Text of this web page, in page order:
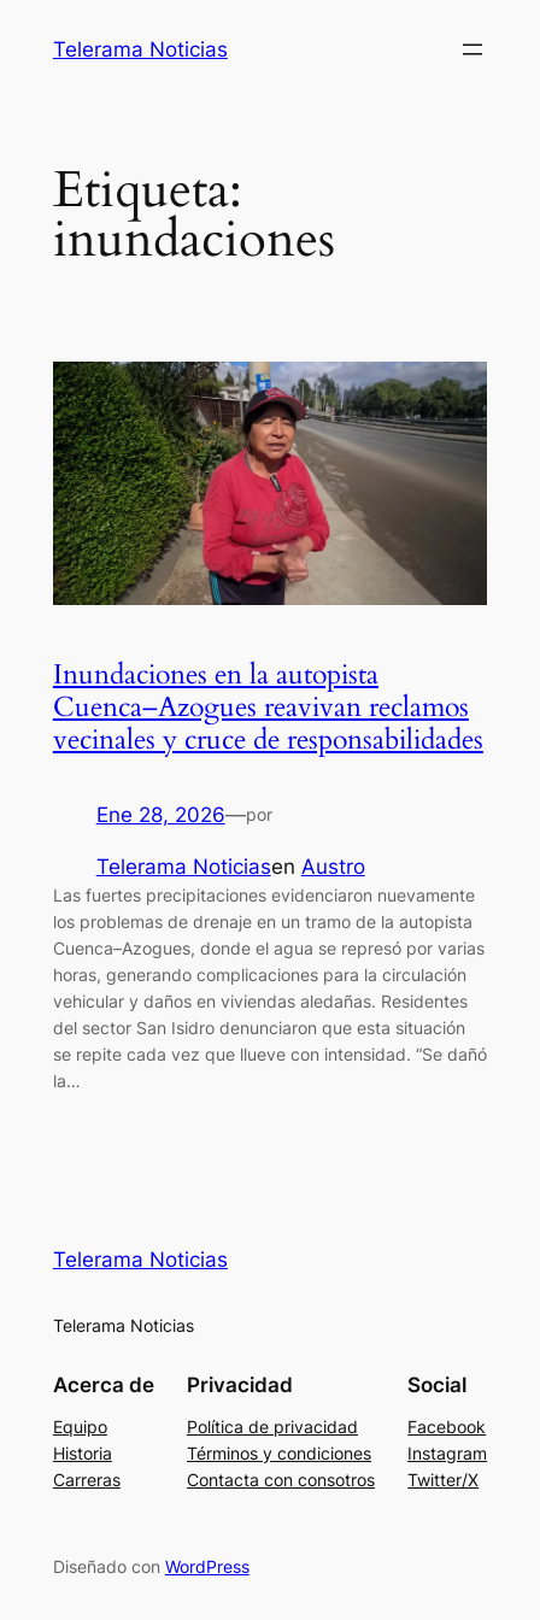
Telerama Noticias
Etiqueta:
inundaciones
Inundaciones en la autopista
Cuenca–Azogues reavivan reclamos
vecinales y cruce de responsabilidades
Ene 28, 2026—por
Telerama Noticiasen Austro
Las fuertes precipitaciones evidenciaron nuevamente
los problemas de drenaje en un tramo de la autopista
Cuenca–Azogues, donde el agua se represó por varias
horas, generando complicaciones para la circulación
vehicular y daños en viviendas aledañas. Residentes
del sector San Isidro denunciaron que esta situación
se repite cada vez que llueve con intensidad. “Se dañó
la…
Telerama Noticias
Telerama Noticias
Acerca de
Equipo
Historia
Carreras
Privacidad
Política de privacidad
Términos y condiciones
Contacta con consotros
Social
Facebook
Instagram
Twitter/X
Diseñado con WordPress